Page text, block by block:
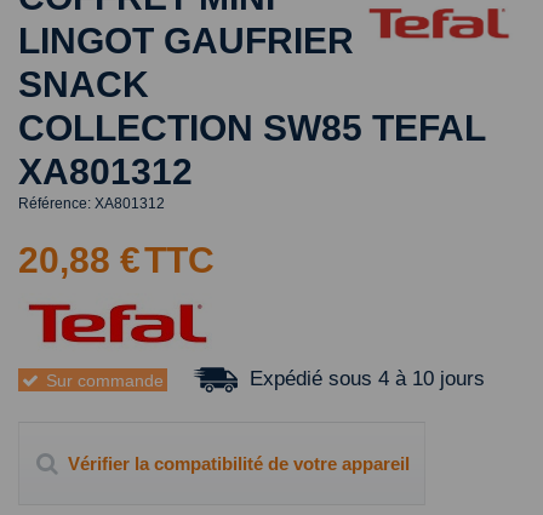
LINGOT GAUFRIER
SNACK
COLLECTION SW85 TEFAL
XA801312
Référence: XA801312
20,88 €TTC
Sur commande Expédié sous 4 à 10 jours
Vérifier la compatibilité de votre appareil